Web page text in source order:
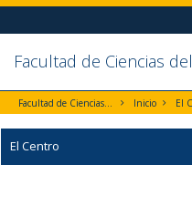
Ir al contenido principal de
Ir al pie de la página (alt + p)
Ir al menú principal (alt + u)
Facultad de Ciencias
Facultad de Ciencias del Deporte Inicio El
El Centro